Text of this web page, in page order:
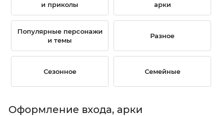
и приколы
арки
Популярные персонажи
и темы
Разное
Сезонное Семейные
Оформление входа, арки